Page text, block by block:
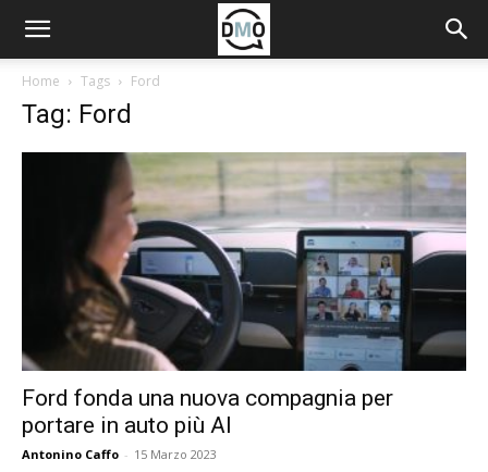
Home Tags Ford
Tag: Ford
Ford fonda una nuova compagnia per
portare in auto più AI
Antonino Caffo - 15 Marzo 2023